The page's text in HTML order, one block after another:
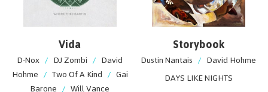
Vida
D-Nox / DJ Zombi / David
Hohme / Two Of A Kind / Gai
Barone / Will Vance
Storybook
Dustin Nantais / David Hohme
DAYS LIKE NIGHTS